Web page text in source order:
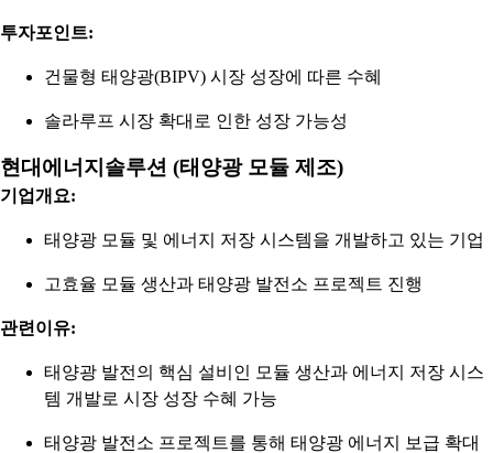
투자포인트:
건물형 태양광(BIPV) 시장 성장에 따른 수혜
솔라루프 시장 확대로 인한 성장 가능성
현대에너지솔루션 (태양광 모듈 제조)
기업개요:
태양광 모듈 및 에너지 저장 시스템을 개발하고 있는 기업
고효율 모듈 생산과 태양광 발전소 프로젝트 진행
관련이유:
태양광 발전의 핵심 설비인 모듈 생산과 에너지 저장 시스
템 개발로 시장 성장 수혜 가능
태양광 발전소 프로젝트를 통해 태양광 에너지 보급 확대